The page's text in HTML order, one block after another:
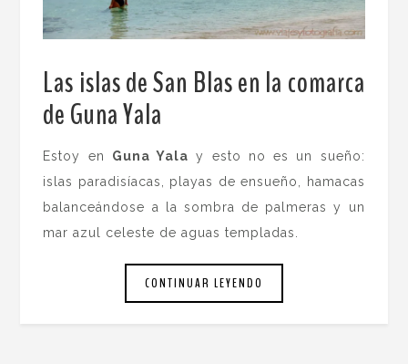
Las islas de San Blas en la comarca
de Guna Yala
Estoy en Guna Yala y esto no es un sueño:
islas paradisíacas, playas de ensueño, hamacas
balanceándose a la sombra de palmeras y un
mar azul celeste de aguas templadas.
CONTINUAR LEYENDO